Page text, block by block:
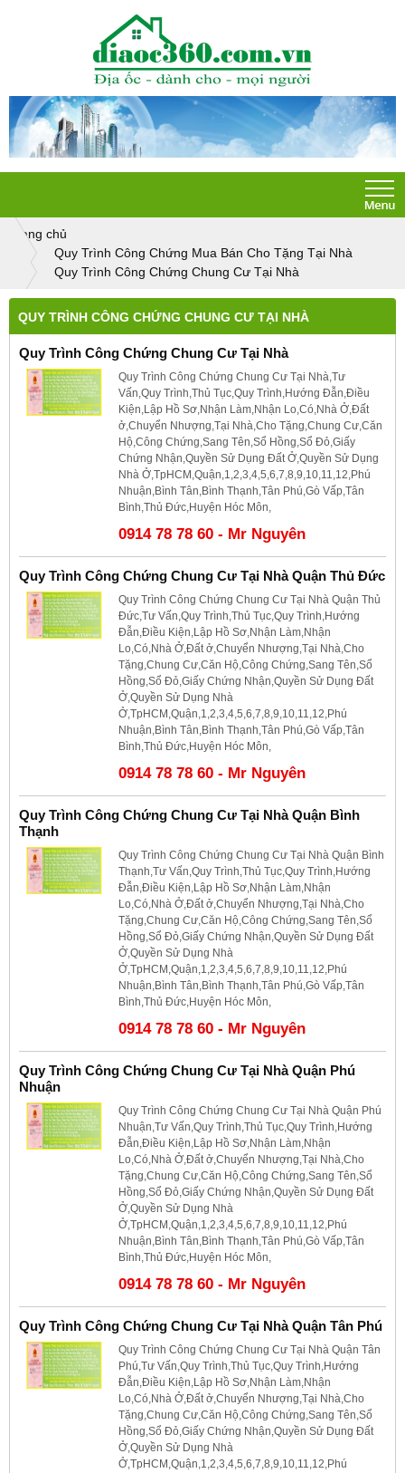
Trang chủ
Quy Trình Công Chứng Mua Bán Cho Tặng Tại Nhà
Quy Trình Công Chứng Chung Cư Tại Nhà
QUY TRÌNH CÔNG CHỨNG CHUNG CƯ TẠI NHÀ
Quy Trình Công Chứng Chung Cư Tại Nhà
Quy Trình Công Chứng Chung Cư Tại Nhà,Tư
Vấn,Quy Trình,Thủ Tục,Quy Trình,Hướng Đẫn,Điều
Kiện,Lập Hồ Sơ,Nhận Làm,Nhận Lo,Có,Nhà Ở,Đất
ở,Chuyển Nhượng,Tại Nhà,Cho Tặng,Chung Cư,Căn
Hộ,Công Chứng,Sang Tên,Sổ Hồng,Sổ Đỏ,Giấy
Chứng Nhận,Quyền Sử Dụng Đất Ở,Quyền Sử Dụng
Nhà Ở,TpHCM,Quận,1,2,3,4,5,6,7,8,9,10,11,12,Phú
Nhuận,Bình Tân,Bình Thạnh,Tân Phú,Gò Vấp,Tân
Bình,Thủ Đức,Huyện Hóc Môn,
0914 78 78 60 - Mr Nguyên
Quy Trình Công Chứng Chung Cư Tại Nhà Quận Thủ Đức
Quy Trình Công Chứng Chung Cư Tại Nhà Quận Thủ
Đức,Tư Vấn,Quy Trình,Thủ Tục,Quy Trình,Hướng
Đẫn,Điều Kiện,Lập Hồ Sơ,Nhận Làm,Nhận
Lo,Có,Nhà Ở,Đất ở,Chuyển Nhượng,Tại Nhà,Cho
Tặng,Chung Cư,Căn Hộ,Công Chứng,Sang Tên,Sổ
Hồng,Sổ Đỏ,Giấy Chứng Nhận,Quyền Sử Dụng Đất
Ở,Quyền Sử Dụng Nhà
Ở,TpHCM,Quận,1,2,3,4,5,6,7,8,9,10,11,12,Phú
Nhuận,Bình Tân,Bình Thạnh,Tân Phú,Gò Vấp,Tân
Bình,Thủ Đức,Huyện Hóc Môn,
0914 78 78 60 - Mr Nguyên
Quy Trình Công Chứng Chung Cư Tại Nhà Quận Bình
Thạnh
Quy Trình Công Chứng Chung Cư Tại Nhà Quận Bình
Thạnh,Tư Vấn,Quy Trình,Thủ Tục,Quy Trình,Hướng
Đẫn,Điều Kiện,Lập Hồ Sơ,Nhận Làm,Nhận
Lo,Có,Nhà Ở,Đất ở,Chuyển Nhượng,Tại Nhà,Cho
Tặng,Chung Cư,Căn Hộ,Công Chứng,Sang Tên,Sổ
Hồng,Sổ Đỏ,Giấy Chứng Nhận,Quyền Sử Dụng Đất
Ở,Quyền Sử Dụng Nhà
Ở,TpHCM,Quận,1,2,3,4,5,6,7,8,9,10,11,12,Phú
Nhuận,Bình Tân,Bình Thạnh,Tân Phú,Gò Vấp,Tân
Bình,Thủ Đức,Huyện Hóc Môn,
0914 78 78 60 - Mr Nguyên
Quy Trình Công Chứng Chung Cư Tại Nhà Quận Phú
Nhuận
Quy Trình Công Chứng Chung Cư Tại Nhà Quận Phú
Nhuận,Tư Vấn,Quy Trình,Thủ Tục,Quy Trình,Hướng
Đẫn,Điều Kiện,Lập Hồ Sơ,Nhận Làm,Nhận
Lo,Có,Nhà Ở,Đất ở,Chuyển Nhượng,Tại Nhà,Cho
Tặng,Chung Cư,Căn Hộ,Công Chứng,Sang Tên,Sổ
Hồng,Sổ Đỏ,Giấy Chứng Nhận,Quyền Sử Dụng Đất
Ở,Quyền Sử Dụng Nhà
Ở,TpHCM,Quận,1,2,3,4,5,6,7,8,9,10,11,12,Phú
Nhuận,Bình Tân,Bình Thạnh,Tân Phú,Gò Vấp,Tân
Bình,Thủ Đức,Huyện Hóc Môn,
0914 78 78 60 - Mr Nguyên
Quy Trình Công Chứng Chung Cư Tại Nhà Quận Tân Phú
Quy Trình Công Chứng Chung Cư Tại Nhà Quận Tân
Phú,Tư Vấn,Quy Trình,Thủ Tục,Quy Trình,Hướng
Đẫn,Điều Kiện,Lập Hồ Sơ,Nhận Làm,Nhận
Lo,Có,Nhà Ở,Đất ở,Chuyển Nhượng,Tại Nhà,Cho
Tặng,Chung Cư,Căn Hộ,Công Chứng,Sang Tên,Sổ
Hồng,Sổ Đỏ,Giấy Chứng Nhận,Quyền Sử Dụng Đất
Ở,Quyền Sử Dụng Nhà
Ở,TpHCM,Quận,1,2,3,4,5,6,7,8,9,10,11,12,Phú